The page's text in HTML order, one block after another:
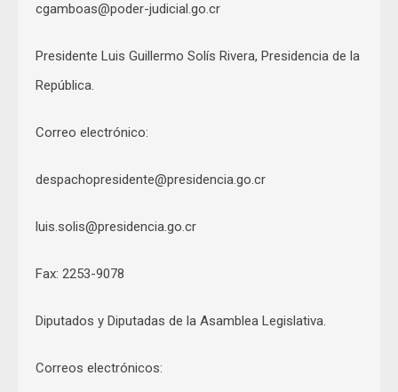
cgamboas@poder-judicial.go.cr
Presidente Luis Guillermo Solís Rivera, Presidencia de la
República.
Correo electrónico:
despachopresidente@presidencia.go.cr
luis.solis@presidencia.go.cr
Fax: 2253-9078
Diputados y Diputadas de la Asamblea Legislativa.
Correos electrónicos: